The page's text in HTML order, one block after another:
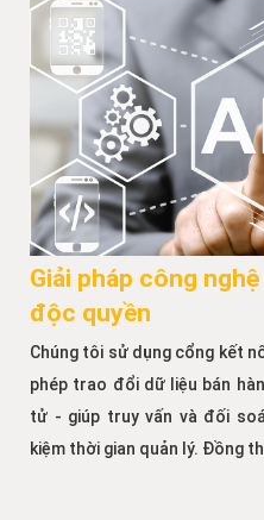
Giải pháp công
độc quyền
Chúng tôi sử dụng cổng kết
phép trao đổi dữ liệu bán
tử - giúp truy vấn và đối
kiệm thời gian quản lý. Đồng